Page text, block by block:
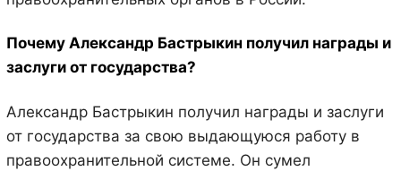
Почему Александр Бастрыкин получил награды и
заслуги от государства?
Александр Бастрыкин получил награды и заслуги
от государства за свою выдающуюся работу в
правоохранительной системе. Он сумел